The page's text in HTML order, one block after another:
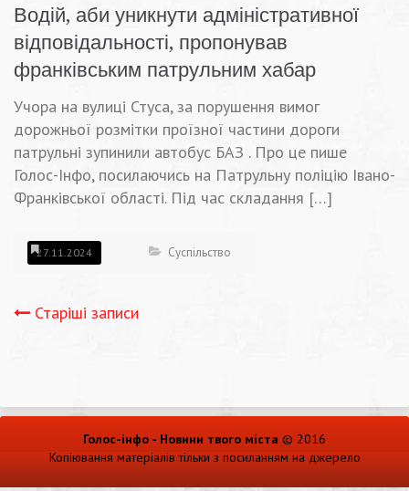
Водій, аби уникнути адміністративної
відповідальності, пропонував
франківським патрульним хабар
Учора на вулиці Стуса, за порушення вимог
дорожньої розмітки проїзної частини дороги
патрульні зупинили автобус БАЗ . Про це пише
Голос-Інфо, посилаючись на Патрульну поліцію Івано-
Франківської області. Під час складання […]
27.11.2024 Суспільство
Навігація
Старіші записи
Голос-інфо - Новини твого міста © 2016
Копіювання матеріалів тільки з посиланням на джерело